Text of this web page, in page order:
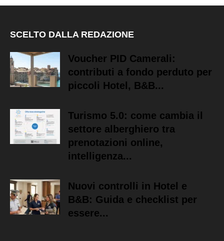
SCELTO DALLA REDAZIONE
Voucher PID Camerali:
contributi a fondo perduto per
piccoli Hotel, B&B...
Turismo 5.0: come cambia il
settore alberghiero tra
prenotazioni online,
intelligenza...
Nuovi controlli in Hotel e
B&B: Guida e checklist per
essere...